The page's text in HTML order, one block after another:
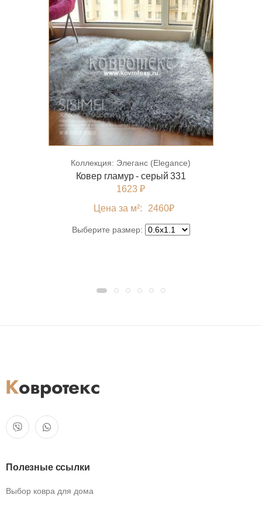
Коллекция: Элеганс (Elegance)
Ковер гламур - серый 331
1623 ₽
Цена за м²:
2460₽
Выберите размер:
Полезные ссылки
Выбор ковра для дома